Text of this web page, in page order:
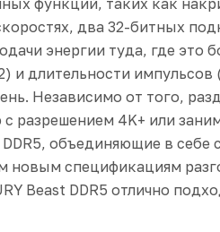
функций, таких как
два 32-битных
энергии туда, где это
и длительности импульсов
Независимо от того,
разрешением 4K+ или
объединяющие в себе
новым спецификациям
Beast DDR5 отлично